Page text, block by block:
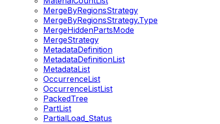
MergeByRegionsStrategy
MergeByRegionsStrategy.Type
MergeHiddenPartsMode
MergeStrategy
MetadataDefinition
MetadataDefinitionList
MetadataList
OccurrenceList
OccurrenceListList
PackedTree
PartList
PartialLoad_Status